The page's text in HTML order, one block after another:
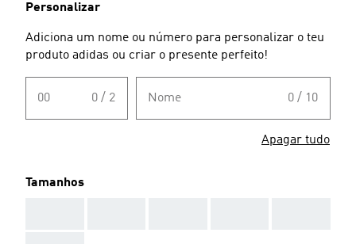
Personalizar
Adiciona um nome ou número para personalizar o teu
produto adidas ou criar o presente perfeito!
00 0 / 2 Nome 0 / 10
Apagar tudo
Tamanhos